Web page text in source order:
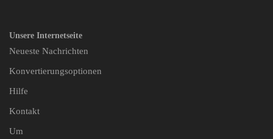
Unsere Internetseite
Neueste Nachrichten
Konvertierungsoptionen
Hilfe
Kontakt
Um